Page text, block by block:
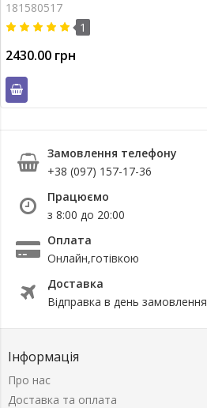
181580517
1
2430.00 грн
Замовлення телефону
+38 (097) 157-17-36
Працюємо
з 8:00 до 20:00
Оплата
Онлайн,готівкою
Доставка
Відправка в день замовлення
Інформація
Про нас
Доставка та оплата